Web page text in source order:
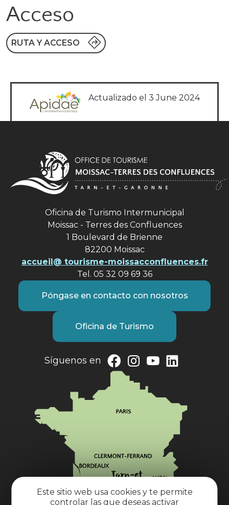
Este sitio web usa cookies y te permite
controlar las que deseas activar
Acceso
RUTA Y ACCESO
Actualizado el 3 June 2024
Oficina de Turismo Intermunicipal
Moissac - Terres des Confluences
1 Boulevard de Brienne
82200 Moissac
accueil@ tourisme-moissacconfluences.fr
Tel. 05 32 09 69 36
Póngase en contacto con nosotros
Oficina de Turismo
Síguenos en